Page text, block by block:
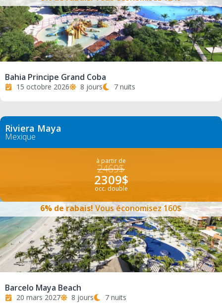
Bahia Principe Grand Coba
15 octobre 2026 8 jours 7 nuits
Riviera Maya
Mexique
à partir de
2469$
2309$
occ. double
6% de rabais! Vous économisez 160$
Barcelo Maya Beach
20 mars 2027 8 jours 7 nuits